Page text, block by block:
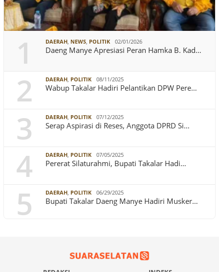
1 DAERAH, NEWS, POLITIK 02/01/2026
Daeng Manye Apresiasi Peran Hamka B. Kad…
2 DAERAH, POLITIK 08/11/2025
Wabup Takalar Hadiri Pelantikan DPW Pere…
3 DAERAH, POLITIK 07/12/2025
Serap Aspirasi di Reses, Anggota DPRD Si…
4 DAERAH, POLITIK 07/05/2025
Pererat Silaturahmi, Bupati Takalar Hadi…
5 DAERAH, POLITIK 06/29/2025
Bupati Takalar Daeng Manye Hadiri Musker…